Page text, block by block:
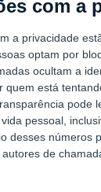
com a
a privacidade
optam por
ocultam a
quem está
pode
pessoal,
desses números
de